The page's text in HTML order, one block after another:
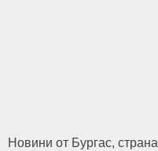
Новини от Бургас,